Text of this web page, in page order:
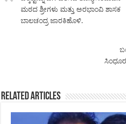
ಮಠದ ಶ್ರೀಗಳು ಮತ್ತು ಅರಭಾಂವಿ ಶಾಸಕ
ಬಾಲಚಂದ್ರ ಜಾರಕಿಹೊಳಿ.
Related Articles